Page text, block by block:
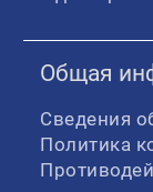
Общая
Сведения
Политика